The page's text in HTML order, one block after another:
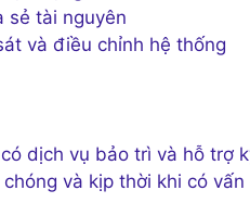
sẻ tài nguyên
và điều chỉnh hệ thống
dịch vụ bảo trì và hỗ trợ
và kịp thời khi có vấn